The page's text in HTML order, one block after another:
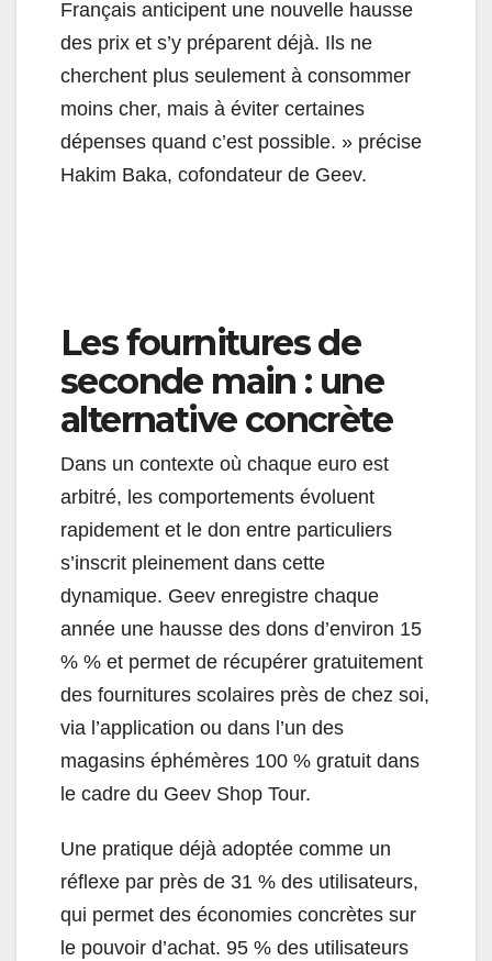
Français anticipent une nouvelle hausse
des prix et s’y préparent déjà. Ils ne
cherchent plus seulement à consommer
moins cher, mais à éviter certaines
dépenses quand c’est possible. » précise
Hakim Baka, cofondateur de Geev.
Les fournitures de
seconde main : une
alternative concrète
Dans un contexte où chaque euro est
arbitré, les comportements évoluent
rapidement et le don entre particuliers
s’inscrit pleinement dans cette
dynamique. Geev enregistre chaque
année une hausse des dons d’environ 15
% % et permet de récupérer gratuitement
des fournitures scolaires près de chez soi,
via l’application ou dans l’un des
magasins éphémères 100 % gratuit dans
le cadre du Geev Shop Tour.
Une pratique déjà adoptée comme un
réflexe par près de 31 % des utilisateurs,
qui permet des économies concrètes sur
le pouvoir d’achat. 95 % des utilisateurs